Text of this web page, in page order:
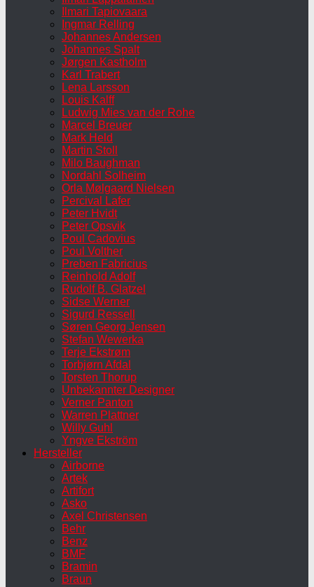
Ilmari Tapiovaara
Ingmar Relling
Johannes Andersen
Johannes Spalt
Jørgen Kastholm
Karl Trabert
Lena Larsson
Louis Kalff
Ludwig Mies van der Rohe
Marcel Breuer
Mark Held
Martin Stoll
Milo Baughman
Nordahl Solheim
Orla Mølgaard Nielsen
Percival Lafer
Peter Hvidt
Peter Opsvik
Poul Cadovius
Poul Volther
Preben Fabricius
Reinhold Adolf
Rudolf B. Glatzel
Sidse Werner
Sigurd Ressell
Søren Georg Jensen
Stefan Wewerka
Terje Ekstrøm
Torbjørn Afdal
Torsten Thorup
Unbekannter Designer
Verner Panton
Warren Plattner
Willy Guhl
Yngve Ekström
Hersteller
Airborne
Artek
Artifort
Asko
Axel Christensen
Behr
Benz
BMF
Bramin
Braun